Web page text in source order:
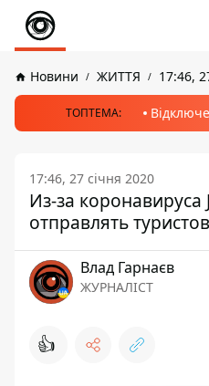
Новини ЖИТТЯ 17:46,
ТОПТЕМА:
17:46, 27 січня 2020
Из-за
отправлять
Влад Гарнаєв
ЖУРНАЛІСТ
👍